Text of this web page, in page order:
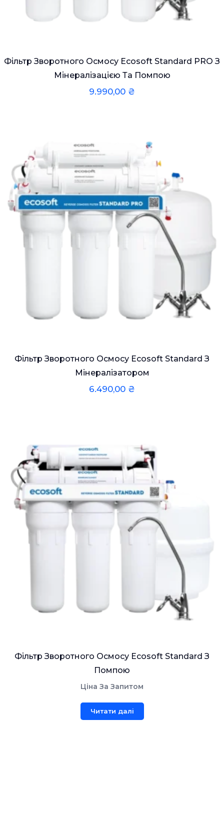
Фільтр Зворотного Осмосу Ecosoft Standard PRO З
Мінералізацією Та Помпою
9.990,00 ₴
Фільтр Зворотного Осмосу Ecosoft Standard З
Мінералізатором
6.490,00 ₴
Фільтр Зворотного Осмосу Ecosoft Standard З
Помпою
Ціна За Запитом
Читати далі